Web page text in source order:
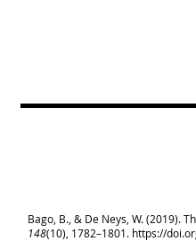
Bago, B., & De Neys, W. (2019).
148(10), 1782–1801. https://